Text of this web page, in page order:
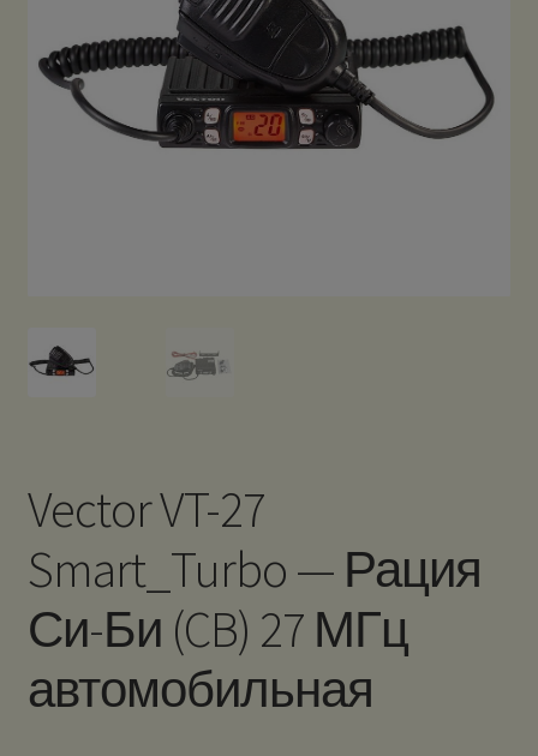
Vector VT-27
Smart_Turbo — Рация
Си-Би (CB) 27 МГц
автомобильная